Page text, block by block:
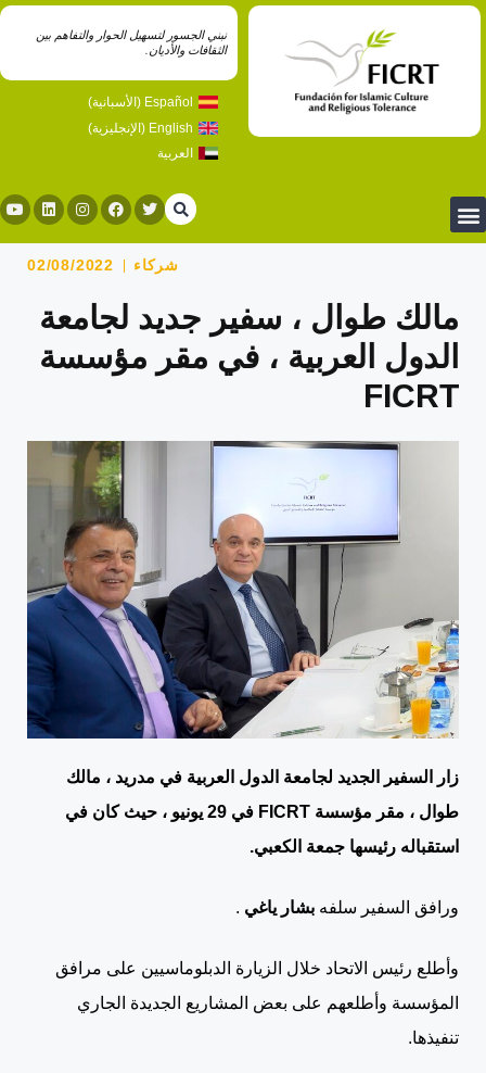
نبني الجسور لتسهيل الحوار والتفاهم بين
الثقافات والأديان.
Español
(الأسبانية)
English
(الإنجليزية)
العربية
شركاء 02/08/2022
مالك طوال ، سفير جديد لجامعة
الدول العربية ، في مقر مؤسسة
FICRT
زار السفير الجديد لجامعة الدول العربية في مدريد ، مالك
طوال ، مقر مؤسسة FICRT في 29 يونيو ، حيث كان في
استقباله رئيسها جمعة الكعبي.
ورافق السفير سلفه بشار ياغي .
وأطلع رئيس الاتحاد خلال الزيارة الدبلوماسيين على مرافق
المؤسسة وأطلعهم على بعض المشاريع الجديدة الجاري
تنفيذها.